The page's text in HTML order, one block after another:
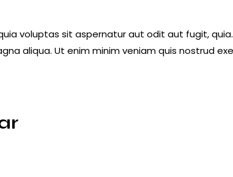
voluptas sit aspernatur aut odit aut fugit,
aliqua. Ut enim minim veniam quis nostrud